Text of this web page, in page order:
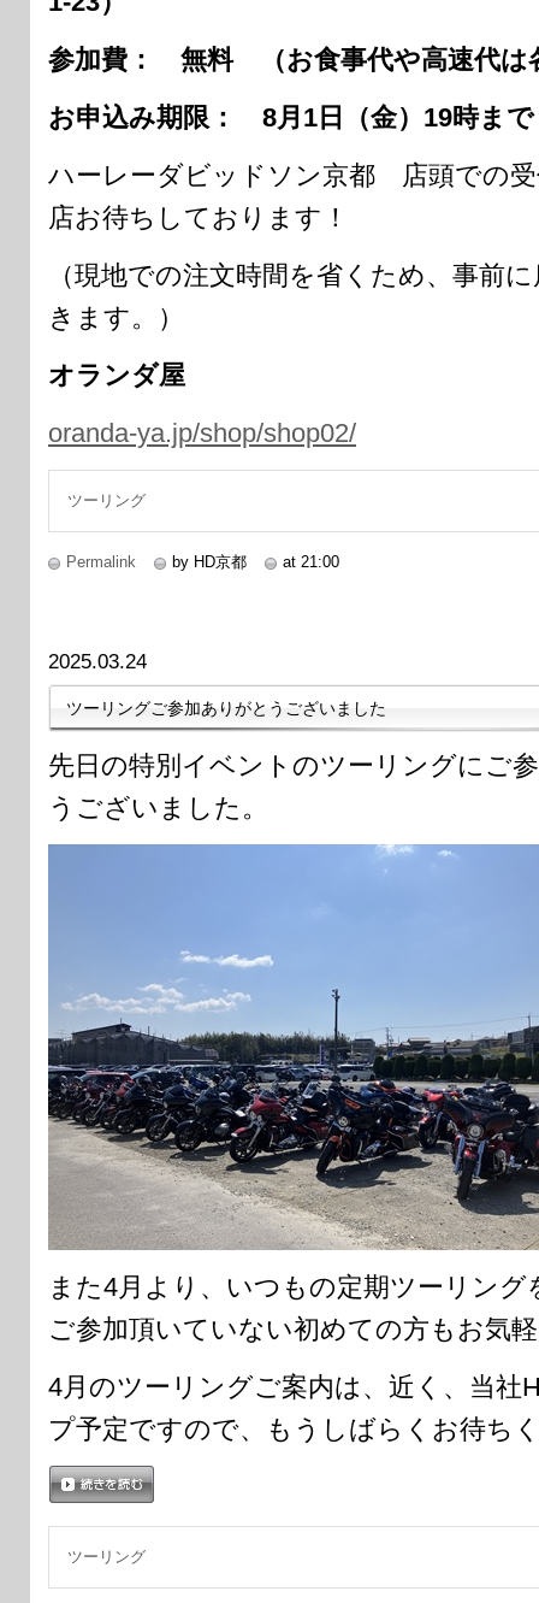
参加費： 無料 （お食事代や高速代は
お申込み期限： 8月1日（金）19時ま
ハーレーダビッドソン京都 店頭での
店お待ちしております！
（現地での注文時間を省くため、事前
きます。）
オランダ屋
oranda-ya.jp/shop/shop02/
ツーリング
Permalink by HD京都 at 21:00
2025.03.24
ツーリングご参加ありがとうございました
先日の特別イベントのツーリングにご
うございました。
また4月より、いつもの定期ツーリン
ご参加頂いていない初めての方もお気
4月のツーリングご案内は、近く、当社
プ予定ですので、もうしばらくお待ち
ツーリング